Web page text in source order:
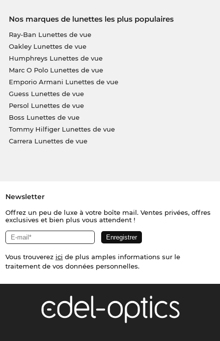
Nos marques de lunettes les plus populaires
Ray-Ban Lunettes de vue
Oakley Lunettes de vue
Humphreys Lunettes de vue
Marc O Polo Lunettes de vue
Emporio Armani Lunettes de vue
Guess Lunettes de vue
Persol Lunettes de vue
Boss Lunettes de vue
Tommy Hilfiger Lunettes de vue
Carrera Lunettes de vue
Newsletter
Offrez un peu de luxe à votre boîte mail. Ventes privées, offres
exclusives et bien plus vous attendent !
Vous trouverez ici de plus amples informations sur le
traitement de vos données personnelles.